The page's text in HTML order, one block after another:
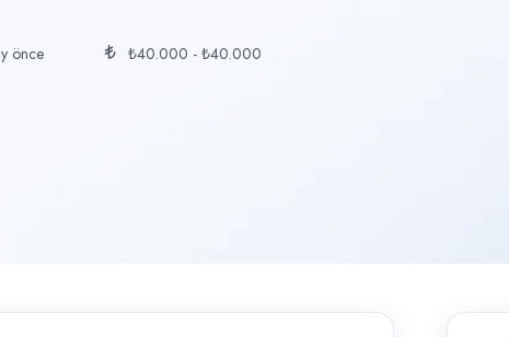
önce ₺40.000 - ₺40.000